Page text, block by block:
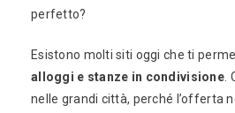
perfetto?
Esistono molti siti oggi che ti
alloggi e stanze in condivisione.
nelle grandi città, perché l’offerta